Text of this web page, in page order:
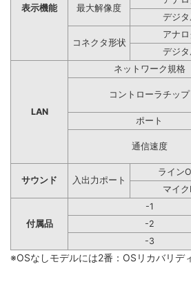
表示機能 最大解像度
デジタ
コネクタ形状
アナ
デジタ
LAN
ネットワーク規格
コントローラチップ
ポート
通信速度
サウンド 入出力ポート
ライン
マイク
付属品
-1
-2
-3
※OSなしモデルには2番：OSリカバリデ